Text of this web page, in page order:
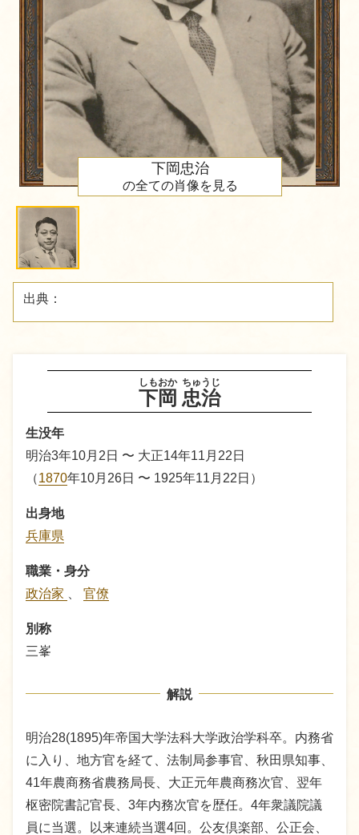
下岡
しもおか
忠治
ちゅうじ
生没年
明治3年10月2日 〜 大正14年11月22日
（1870年10月26日 〜 1925年11月22日）
出身地
兵庫県
職業・身分
政治家
官僚
別称
三峯
解説
明治28(1895)年帝国大学法科大学政治学科卒。内務省
に入り、地方官を経て、法制局参事官、秋田県知事、
41年農商務省農務局長、大正元年農商務次官、翌年
枢密院書記官長、3年内務次官を歴任。4年衆議院議
員に当選。以来連続当選4回。公友倶楽部、公正会、
下岡忠治
の全ての肖像を見る
出典：